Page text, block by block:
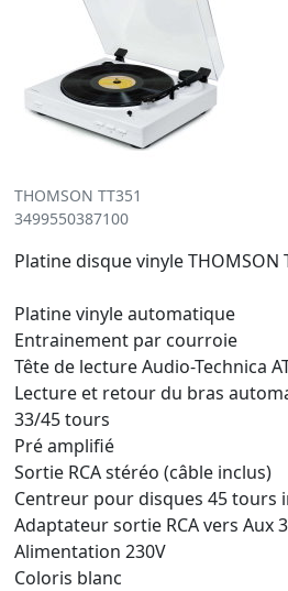
THOMSON TT351
3499550387100
Platine disque vinyle THOMSON
Platine vinyle automatique
Entrainement par courroie
Tête de lecture Audio-Technica
Lecture et retour du bras
33/45 tours
Pré amplifié
Sortie RCA stéréo (câble inclus)
Centreur pour disques 45 tours
Adaptateur sortie RCA vers Aux
Alimentation 230V
Coloris blanc